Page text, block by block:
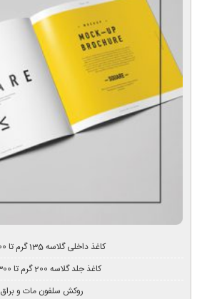
کاغذ داخلی گلاسه 135 گرم تا 200 گرم
کاغذ جلد گلاسه 200 گرم تا 300 گرم
روکش سلفون مات و براق